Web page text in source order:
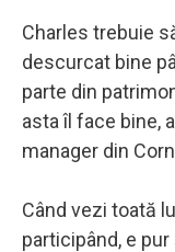
Charles trebuie
descurcat bine
parte din
asta îl face bine,
manager din
Când vezi toată
participând, e